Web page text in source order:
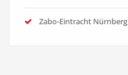
Zabo-Eintracht Nürnberg